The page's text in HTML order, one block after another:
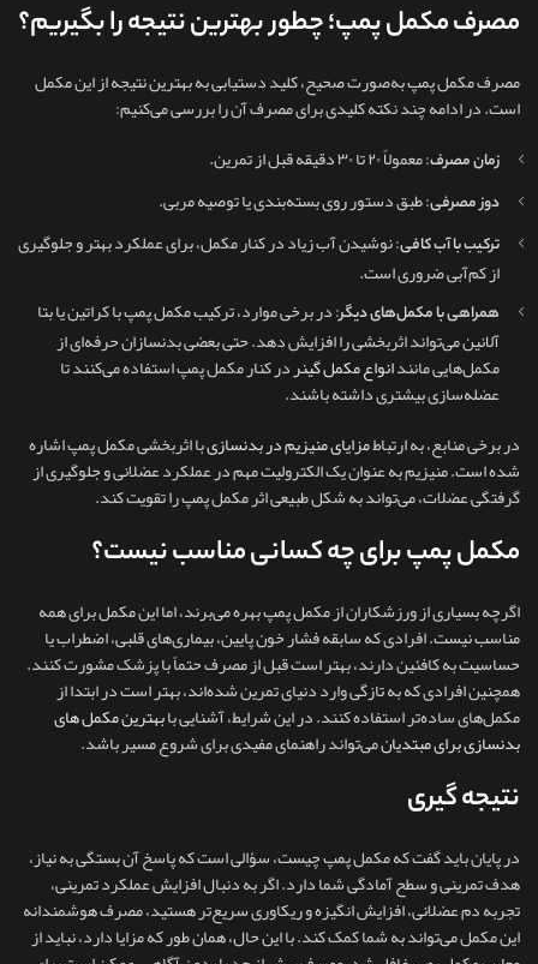
مصرف مکمل پمپ؛ چطور بهترین نتیجه را بگیریم؟
مصرف مکمل پمپ به‌صورت صحیح، کلید دستیابی به بهترین نتیجه از این مکمل
است. در ادامه چند نکته کلیدی برای مصرف آن را بررسی می‌کنیم:
زمان مصرف: معمولاً ۲۰ تا ۳۰ دقیقه قبل از تمرین.
دوز مصرفی: طبق دستور روی بسته‌بندی یا توصیه مربی.
ترکیب با آب کافی: نوشیدن آب زیاد در کنار مکمل، برای عملکرد بهتر و جلوگیری
از کم‌آبی ضروری است.
همراهی با مکمل‌های دیگر: در برخی موارد، ترکیب مکمل پمپ با کراتین یا بتا
آلانین می‌تواند اثربخشی را افزایش دهد. حتی بعضی بدنسازان حرفه‌ای از
مکمل‌هایی مانندانواع مکمل گینردر کنار مکمل پمپ استفاده می‌کنند تا
عضله‌سازی بیشتری داشته باشند.
در برخی منابع، به ارتباطمزایای منیزیم در بدنسازیبا اثربخشی مکمل پمپ اشاره
شده است. منیزیم به عنوان یک الکترولیت مهم در عملکرد عضلانی و جلوگیری از
گرفتگی عضلات، می‌تواند به شکل طبیعی اثر مکمل پمپ را تقویت کند.
مکمل پمپ برای چه کسانی مناسب نیست؟
اگرچه بسیاری از ورزشکاران از مکمل پمپ بهره می‌برند، اما این مکمل برای همه
مناسب نیست. افرادی که سابقه فشار خون پایین، بیماری‌های قلبی، اضطراب یا
حساسیت به کافئین دارند، بهتر است قبل از مصرف حتماً با پزشک مشورت کنند.
همچنین افرادی که به‌ تازگی وارد دنیای تمرین شده‌اند، بهتر است در ابتدا از
مکمل‌های ساده‌تر استفاده کنند. در این شرایط، آشنایی بابهترین مکمل های
بدنسازی برای مبتدیانمی‌تواند راهنمای مفیدی برای شروع مسیر باشد.
نتیجه گیری
در پایان باید گفت که مکمل پمپ چیست، سؤالی‌ است که پاسخ آن بستگی به نیاز،
هدف تمرینی و سطح آمادگی شما دارد. اگر به دنبال افزایش عملکرد تمرینی،
تجربه دم عضلانی، افزایش انگیزه و ریکاوری سریع‌تر هستید، مصرف هوشمندانه
این مکمل می‌تواند به شما کمک کند. با این حال، همان‌ طور که مزایا دارد، نباید از